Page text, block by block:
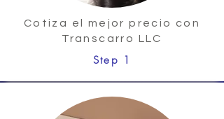
Cotiza el mejor precio con
Transcarro LLC
Step 1